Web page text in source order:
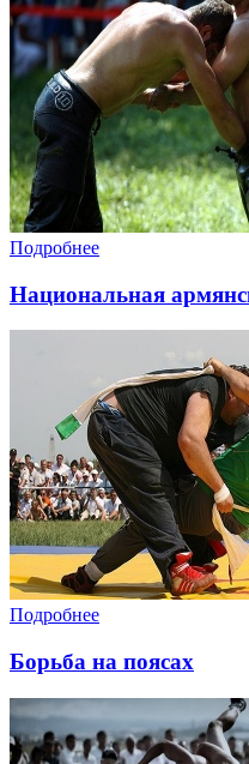
Подробнее
Национальная
Подробнее
Борьба на поясах